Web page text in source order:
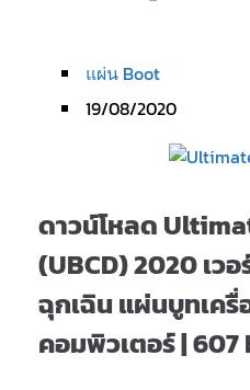
แผ่น Boot
19/08/2020
ดาวน์โหลด
(UBCD) 2020 เว
ฉุกเฉิน แผ่นบูทเค
คอมพิวเตอร์ | 607